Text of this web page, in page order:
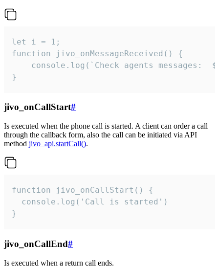
let i = 1;
function jivo_onMessageReceived() {
}
jivo_onCallStart#
Is executed when the phone call is started. A client can order a call
through the callback form, also the call can be initiated via API
method jivo_api.startCall().
function jivo_onCallStart() {
  console.log('Call is started')
}
jivo_onCallEnd#
Is executed when a return call ends.